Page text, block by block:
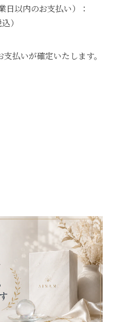
日以内のお支払い）：
）
払いが確定いたします。